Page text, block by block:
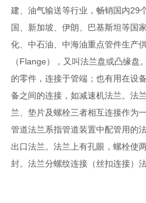
建、油气输送等行业，畅销国内29
国、新加坡、伊朗、巴基斯坦等国
化、中石油、中海油重点管件生
（Flange），又叫法兰盘或凸缘
的零件，连接于管端；也有用在设
备之间的连接，如减速机法兰。法
兰、垫片及螺栓三者相互连接作为
管道法兰系指管道装置中配管用的
出口法兰。法兰上有孔眼，螺栓使
封。法兰分螺纹连接（丝扣连接）